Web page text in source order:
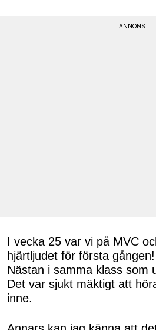
I vecka 25 var vi på MVC
hjärtljudet för första
Nästan i samma klass som
Det var sjukt mäktigt att
inne.